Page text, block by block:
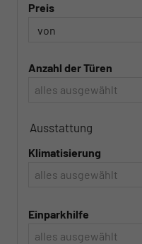
Preis
Anzahl der Türen
alles ausgewählt
Ausstattung
Klimatisierung
alles ausgewählt
Einparkhilfe
alles ausgewählt